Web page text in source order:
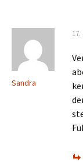
Sandra